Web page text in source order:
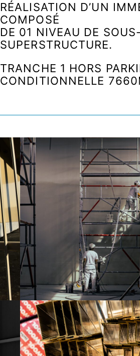
RÉALISATION D’UN
COMPOSÉ
DE 01 NIVEAU DE
SUPERSTRUCTURE.
TRANCHE 1 HORS
CONDITIONNELLE